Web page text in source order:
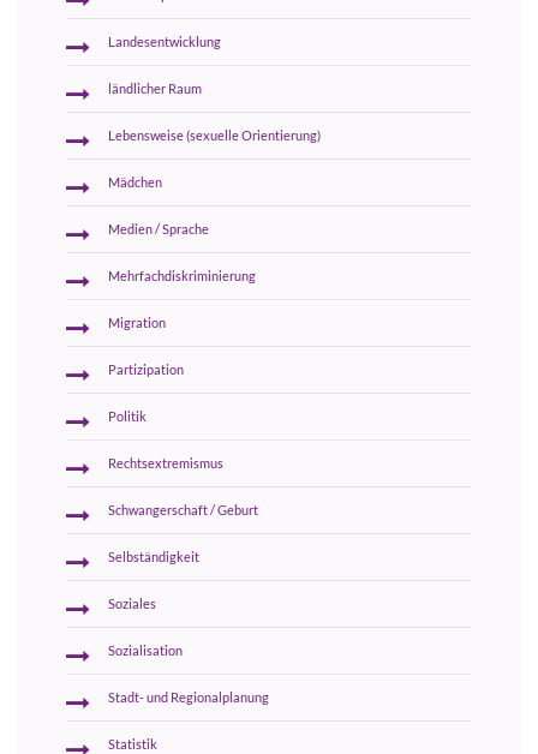
Landesentwicklung
ländlicher Raum
Lebensweise (sexuelle Orientierung)
Mädchen
Medien / Sprache
Mehrfachdiskriminierung
Migration
Partizipation
Politik
Rechtsextremismus
Schwangerschaft / Geburt
Selbständigkeit
Soziales
Sozialisation
Stadt- und Regionalplanung
Statistik